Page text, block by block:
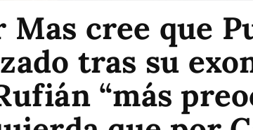
cree que
tras su
“más